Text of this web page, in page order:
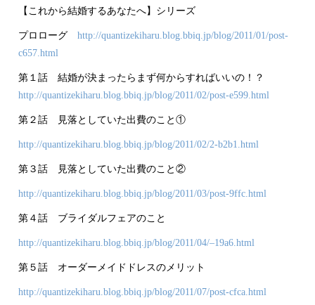
【これから結婚するあなたへ】シリーズ
プロローグhttp://quantizekiharu.blog.bbiq.jp/blog/2011/01/post-
c657.html
第１話 結婚が決まったらまず何からすればいいの！？
http://quantizekiharu.blog.bbiq.jp/blog/2011/02/post-e599.html
第２話 見落としていた出費のこと①
http://quantizekiharu.blog.bbiq.jp/blog/2011/02/2-b2b1.html
第３話 見落としていた出費のこと②
http://quantizekiharu.blog.bbiq.jp/blog/2011/03/post-9ffc.html
第４話 ブライダルフェアのこと
http://quantizekiharu.blog.bbiq.jp/blog/2011/04/–19a6.html
第５話 オーダーメイドドレスのメリット
http://quantizekiharu.blog.bbiq.jp/blog/2011/07/post-cfca.html